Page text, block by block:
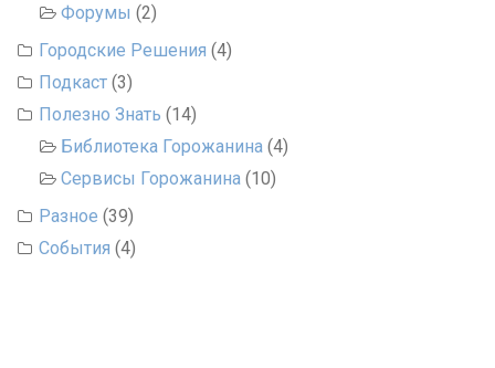
Форумы (2)
Городские Решения (4)
Подкаст (3)
Полезно Знать (14)
Библиотека Горожанина (4)
Сервисы Горожанина (10)
Разное (39)
События (4)